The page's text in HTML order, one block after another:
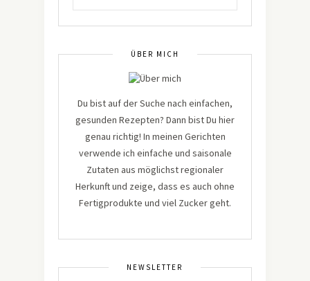
ÜBER MICH
Du bist auf der Suche nach einfachen,
gesunden Rezepten? Dann bist Du hier
genau richtig! In meinen Gerichten
verwende ich einfache und saisonale
Zutaten aus möglichst regionaler
Herkunft und zeige, dass es auch ohne
Fertigprodukte und viel Zucker geht.
NEWSLETTER